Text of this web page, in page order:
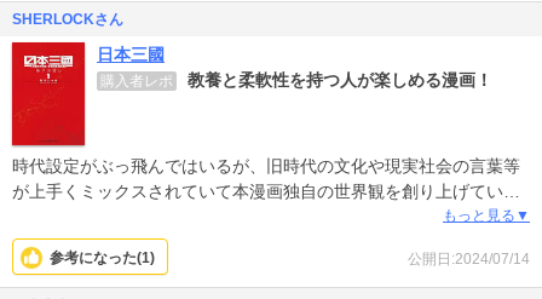
1巻でいきなり天皇家は断絶っていうのもなあ〜
で星は4つです。
SHERLOCKさん
日本三國
購入者レポ 教養と柔軟性を持つ人が楽しめる漫画！
時代設定がぶっ飛んではいるが、旧時代の文化や現実社会の言葉等
が上手くミックスされていて本漫画独自の世界観を創り上げてい
そして言葉遊びやどんでん返しと内容もよく練り上げられていると
感じる。また、それぞれに違うカリスマ性があるのも上手く表現で
きていると思う。
もっと見る▼
公開日:2024/07/14
参考になった(1)